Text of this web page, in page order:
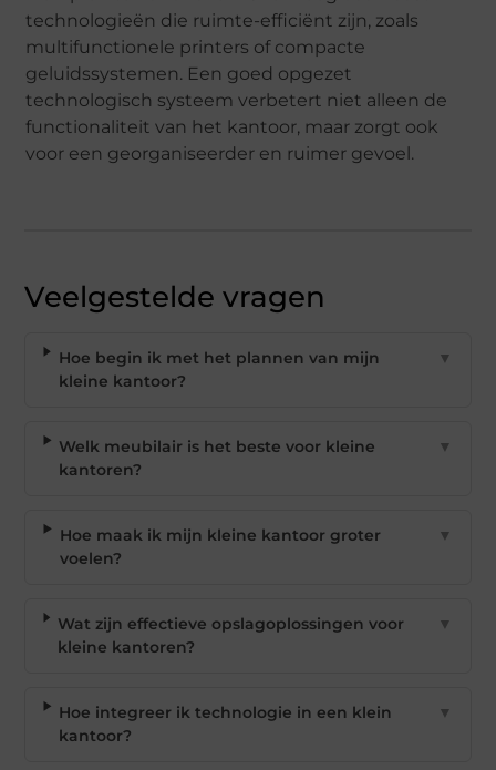
technologieën die ruimte-efficiënt zijn, zoals
multifunctionele printers of compacte
geluidssystemen. Een goed opgezet
technologisch systeem verbetert niet alleen de
functionaliteit van het kantoor, maar zorgt ook
voor een georganiseerder en ruimer gevoel.
Veelgestelde vragen
Hoe begin ik met het plannen van mijn
kleine kantoor?
▼
Welk meubilair is het beste voor kleine
kantoren?
▼
Hoe maak ik mijn kleine kantoor groter
voelen?
▼
Wat zijn effectieve opslagoplossingen voor
kleine kantoren?
▼
Hoe integreer ik technologie in een klein
kantoor?
▼